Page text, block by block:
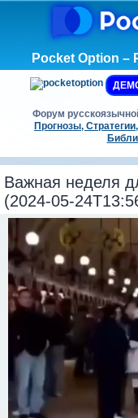
Pocket Option
Форум
Прогнозы,
Важная неделя
(2024-05-